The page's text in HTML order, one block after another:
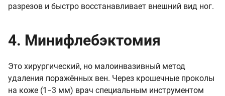
разрезов и быстро восстанавливает внешний вид ног.
4. Минифлебэктомия
Это хирургический, но малоинвазивный метод
удаления поражённых вен. Через крошечные проколы
на коже (1−3 мм) врач специальным инструментом